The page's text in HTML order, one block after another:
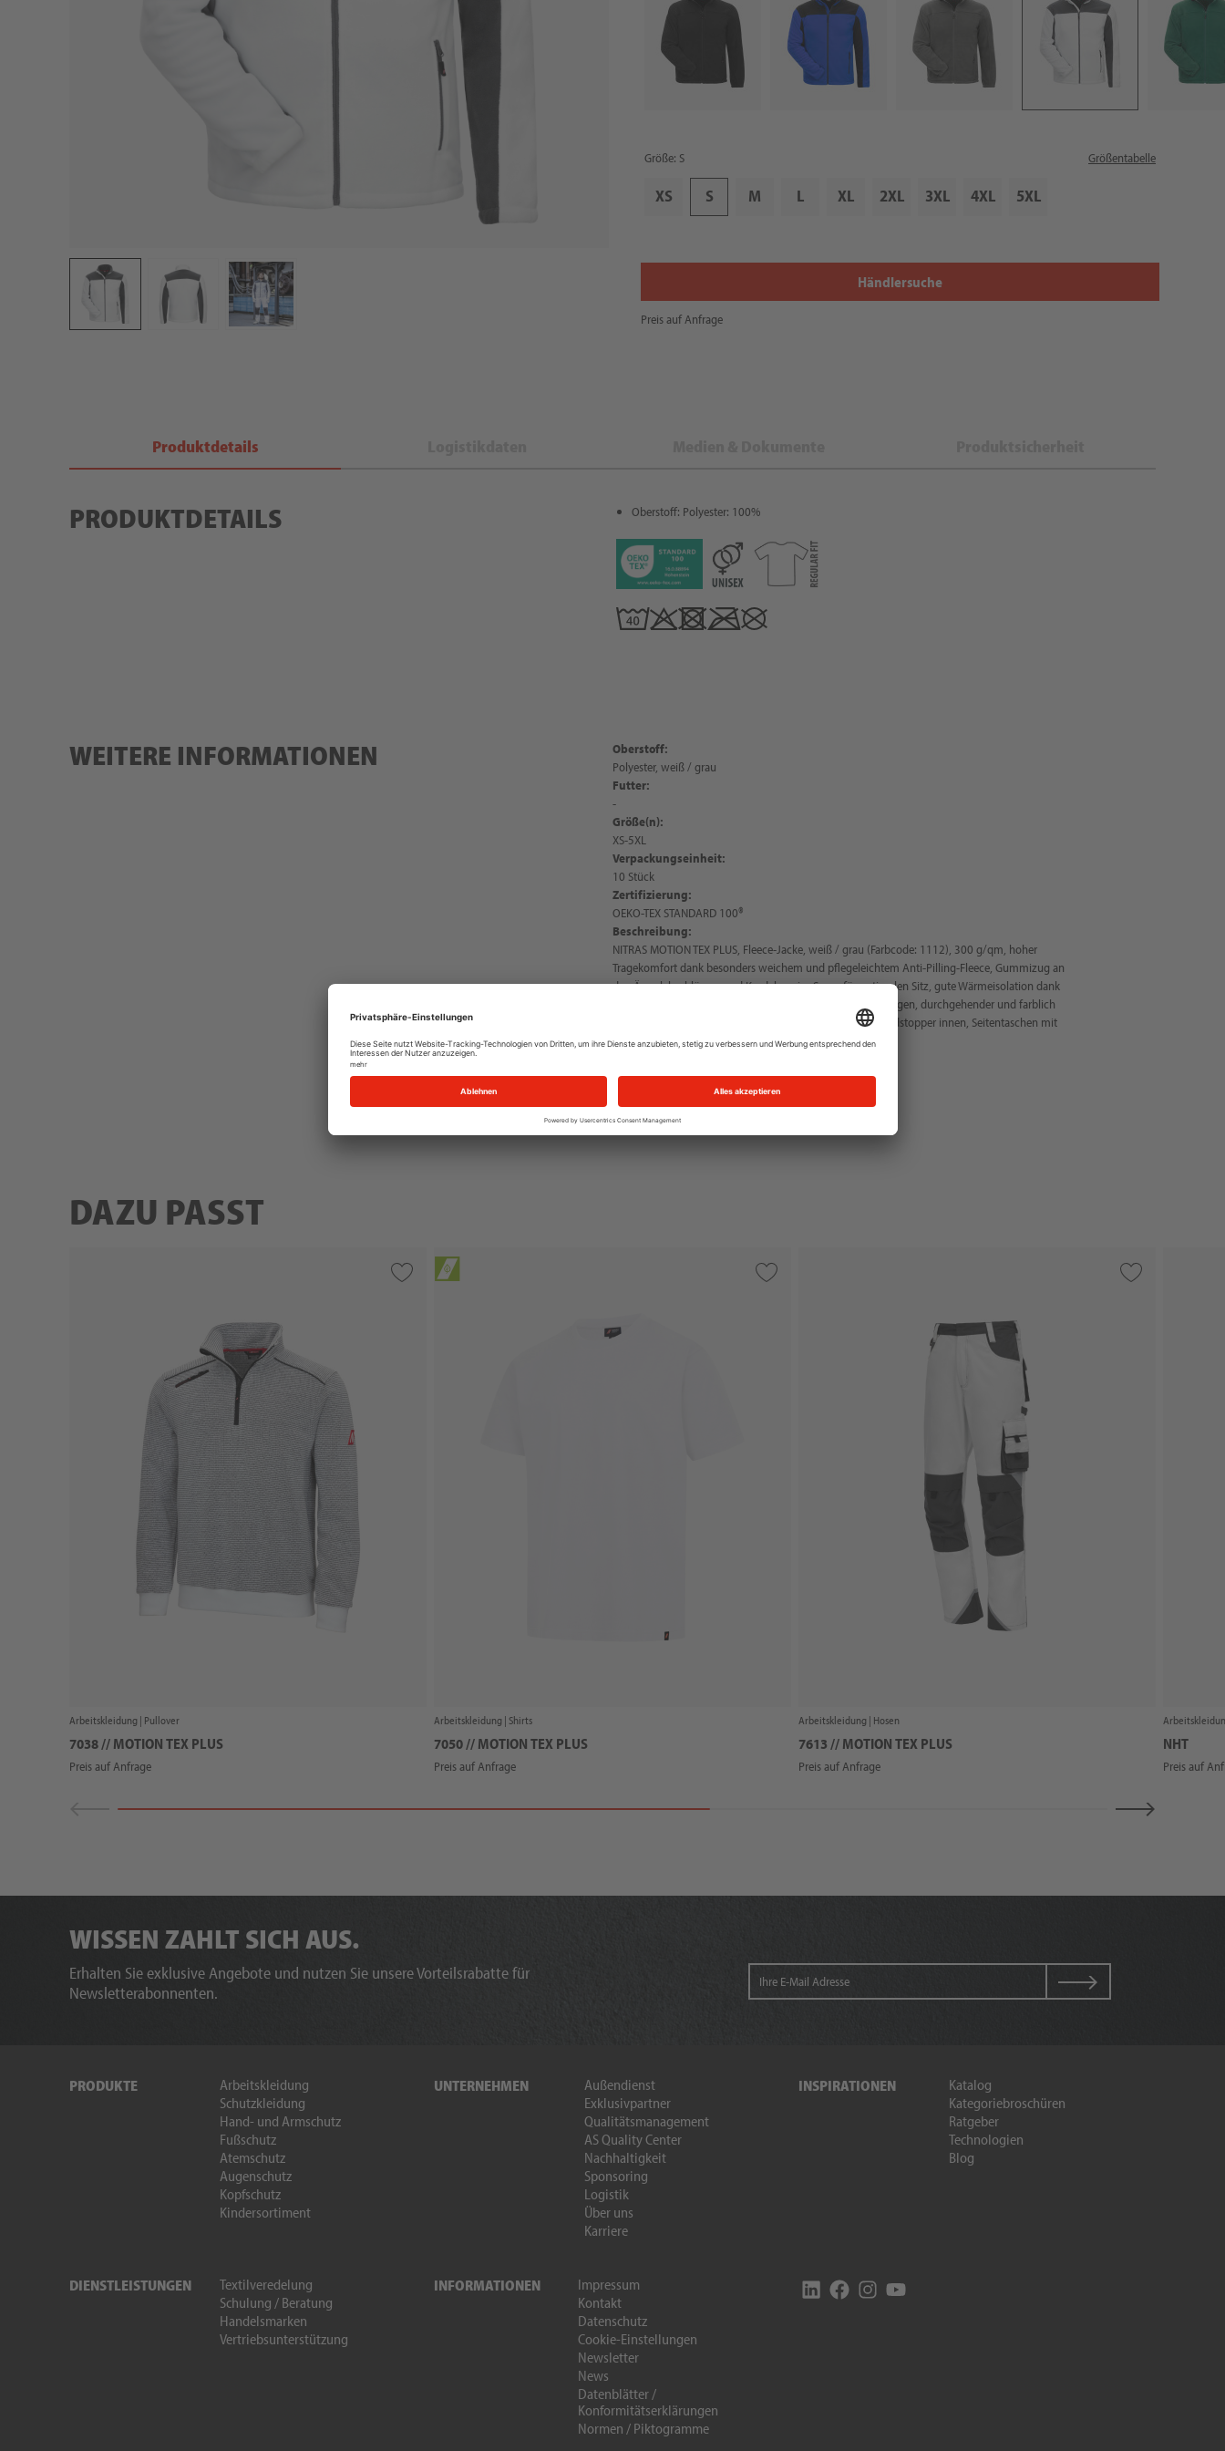
Größe: S Größentabelle
XS S M L XL 2XL 3XL 4XL 5XL
Händlersuche
Preis auf Anfrage
Produktdetails
PRODUKTDETAILS Oberstoff: Polyester: 100%
WEITERE INFORMATIONEN
Oberstoff:
Polyester, weiß / grau
Futter:
-
Größe(n):
XS-5XL
Verpackungseinheit:
10 Stück
Zertifizierung:
OEKO-TEX STANDARD 100®
Beschreibung:
NITRAS MOTION TEX PLUS, Fleece-Jacke, weiß / grau (Farbcode: 1112), 300 g/qm, hoher
Tragekomfort dank besonders weichem und pflegeleichtem Anti-Pilling-Fleece, Gummizug an
den Ärmelabschlüssen und Kordelzug im Saum für optimalen Sitz, gute Wärmeisolation dank
dichter Verarbeitung des Materials, nicht kratzender Stehkragen, durchgehender und farblich
abgestimmter YKK-Reißverschluss mit Kinnschutz und Windstopper innen, Seitentaschen mit
Reißverschluss, OEKO-TEX STANDARD 100®, Regular Fit
DAZU PASST
Arbeitskleidung | Pullover
7038 // MOTION TEX PLUS
Preis auf Anfrage
Arbeitskleidung | Shirts
7050 // MOTION TEX PLUS
Preis auf Anfrage
Arbeitskleidung | Hosen
7613 // MOTION TEX PLUS
Preis auf Anfrage
NHT
Preis auf
WISSEN ZAHLT SICH AUS.
Erhalten Sie exklusive Angebote und nutzen Sie unsere Vorteilsrabatte für
Newsletterabonnenten.
PRODUKTE
Arbeitskleidung
Schutzkleidung
Hand- und Armschutz
Fußschutz
Atemschutz
Augenschutz
Kopfschutz
Kindersortiment
UNTERNEHMEN
Außendienst
Exklusivpartner
Qualitätsmanagement
AS Quality Center
Nachhaltigkeit
Sponsoring
Logistik
Über uns
Karriere
INSPIRATIONEN
Katalog
Kategoriebroschüren
Ratgeber
Technologien
Blog
DIENSTLEISTUNGEN
Textilveredelung
Schulung / Beratung
Handelsmarken
Vertriebsunterstützung
INFORMATIONEN
Impressum
Kontakt
Datenschutz
Cookie-Einstellungen
Newsletter
News
Datenblätter /
Konformitätserklärungen
Normen / Piktogramme